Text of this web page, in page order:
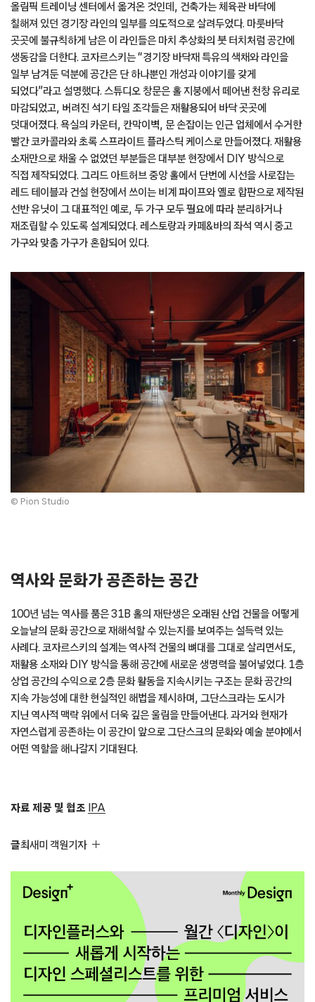
올림픽 트레이닝 센터에서 옮겨온 것인데, 건축가는 체육관 바닥에
칠해져 있던 경기장 라인의 일부를 의도적으로 살려두었다. 마룻바닥
곳곳에 불규칙하게 남은 이 라인들은 마치 추상화의 붓 터치처럼 공간에
생동감을 더한다. 코자르스키는 “경기장 바닥재 특유의 색채와 라인을
일부 남겨둔 덕분에 공간은 단 하나뿐인 개성과 이야기를 갖게
되었다”라고 설명했다. 스튜디오 창문은 홀 지붕에서 떼어낸 천창 유리로
마감되었고, 버려진 석기 타일 조각들은 재활용되어 바닥 곳곳에
덧대어졌다. 욕실의 카운터, 칸막이벽, 문 손잡이는 인근 업체에서 수거한
빨간 코카콜라와 초록 스프라이트 플라스틱 케이스로 만들어졌다. 재활용
소재만으로 채울 수 없었던 부분들은 대부분 현장에서 DIY 방식으로
직접 제작되었다. 그리드 아트허브 중앙 홀에서 단번에 시선을 사로잡는
레드 테이블과 건설 현장에서 쓰이는 비계 파이프와 옐로 합판으로 제작된
선반 유닛이 그 대표적인 예로, 두 가구 모두 필요에 따라 분리하거나
재조립할 수 있도록 설계되었다. 레스토랑과 카페&바의 좌석 역시 중고
가구와 맞춤 가구가 혼합되어 있다.
© Pion Studio
역사와 문화가 공존하는 공간
100년 넘는 역사를 품은 31B 홀의 재탄생은 오래된 산업 건물을 어떻게
오늘날의 문화 공간으로 재해석할 수 있는지를 보여주는 설득력 있는
사례다. 코자르스키의 설계는 역사적 건물의 뼈대를 그대로 살리면서도,
재활용 소재와 DIY 방식을 통해 공간에 새로운 생명력을 불어넣었다. 1층
상업 공간의 수익으로 2층 문화 활동을 지속시키는 구조는 문화 공간의
지속 가능성에 대한 현실적인 해법을 제시하며, 그단스크라는 도시가
지닌 역사적 맥락 위에서 더욱 깊은 울림을 만들어낸다. 과거와 현재가
자연스럽게 공존하는 이 공간이 앞으로 그단스크의 문화와 예술 분야에서
어떤 역할을 해나갈지 기대된다.
자료 제공 및 협조 IPA
글최새미 객원기자